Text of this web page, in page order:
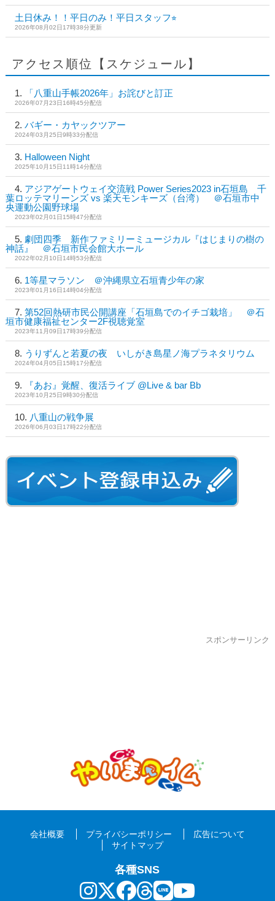
土日休み！！平日のみ！平日スタッフ⭐︎
2026年08月02日17時38分更新
アクセス順位【スケジュール】
「八重山手帳2026年」お詫びと訂正
2026年07月23日16時45分配信
バギー・カヤックツアー
2024年03月25日9時33分配信
Halloween Night
2025年10月15日11時14分配信
アジアゲートウェイ交流戦 Power Series2023 in石垣島 千
葉ロッテマリーンズ vs 楽天モンキーズ（台湾） ＠石垣市中
央運動公園野球場
2023年02月01日15時47分配信
劇団四季 新作ファミリーミュージカル『はじまりの樹の
神話』 ＠石垣市民会館大ホール
2022年02月10日14時53分配信
1等星マラソン ＠沖縄県立石垣青少年の家
2023年01月16日14時04分配信
第52回熱研市民公開講座「石垣島でのイチゴ栽培」 ＠石
垣市健康福祉センター2F視聴覚室
2023年11月09日17時39分配信
うりずんと若夏の夜 いしがき島星ノ海プラネタリウム
2024年04月05日15時17分配信
『あお』覚醒、復活ライブ @Live & bar Bb
2023年10月25日9時30分配信
八重山の戦争展
2026年06月03日17時22分配信
スポンサーリンク
会社概要 プライバシーポリシー
広告について
サイトマップ
各種SNS